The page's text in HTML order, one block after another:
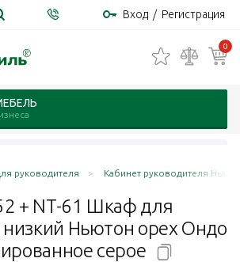
Вход / Регистрация
0
руководителя Кабинет руководителя
+ NT-61 Шкаф для
низкий Ньютон орех Ондо
серое